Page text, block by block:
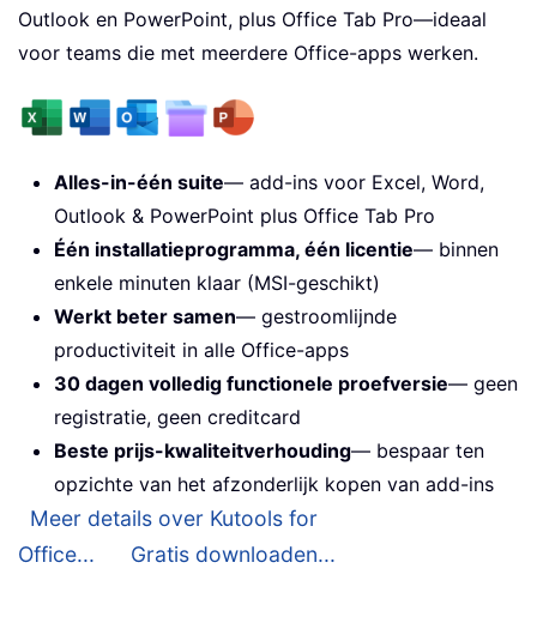
Outlook en PowerPoint, plus Office Tab Pro—ideaal
voor teams die met meerdere Office-apps werken.
Alles-in-één suite— add-ins voor Excel, Word,
Outlook & PowerPoint plus Office Tab Pro
Één installatieprogramma, één licentie— binnen
enkele minuten klaar (MSI-geschikt)
Werkt beter samen— gestroomlijnde
productiviteit in alle Office-apps
30 dagen volledig functionele proefversie— geen
registratie, geen creditcard
Beste prijs-kwaliteitverhouding— bespaar ten
opzichte van het afzonderlijk kopen van add-ins
Meer details over Kutools for
Office...
Gratis downloaden...